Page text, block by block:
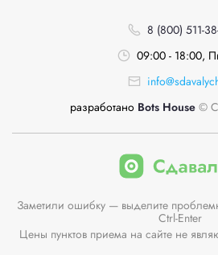
8 (800) 511-
09:00 - 18:00,
разработано Bots House ©
Заметили ошибку — выделите
Ctrl-Enter
Цены пунктов приема на сайте не